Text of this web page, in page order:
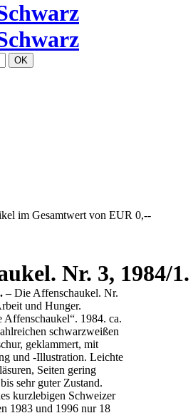
im Gesamtwert von EUR 0,--
Nr. 3, 1984/1.
–Die Affenschaukel. Nr.
und Hunger.
1984. ca.
schwarzweißen
geklammert, mit
und -Illustration. Leichte
Seiten gering
sehr guter Zustand.
kurzlebigen Schweizer
1983 und 1996 nur 18